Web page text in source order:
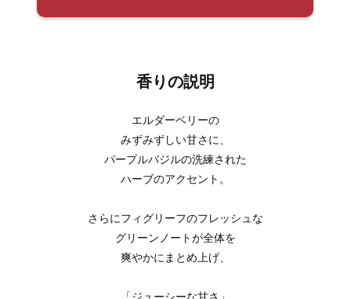
香りの説明
エルダーベリーの
みずみずしい甘さに、
パープルバジルの洗練された
ハーブのアクセント。
さらにフィグリーフのフレッシュな
グリーンノートが全体を
爽やかにまとめ上げ、